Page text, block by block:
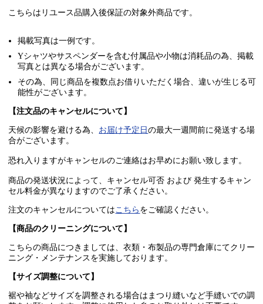
こちらはリユース品購入後保証の対象外商品です。
掲載写真は一例です。
Yシャツやサスペンダーを含む付属品や小物は消耗品の為、掲載
写真とは異なる場合がございます。
その為、同じ商品を複数点お借りいただく場合、違いが生じる可
能性がございます。
【注文品のキャンセルについて】
天候の影響を避ける為、 お届け予定日の最大一週間前に発送する場
合がございます。
恐れ入りますがキャンセルのご連絡はお早めにお願い致します。
商品の発送状況によって、キャンセル可否 および 発生するキャン
セル料金が異なりますのでご了承ください。
注文のキャンセルについてはこちら をご確認ください。
【商品のクリーニングについて】
こちらの商品につきましては、衣類・布製品の専門倉庫にてクリー
ニング・メンテナンスを実施しております。
【サイズ調整について】
裾や袖などサイズを調整される場合はまつり縫いなど手縫いでの調